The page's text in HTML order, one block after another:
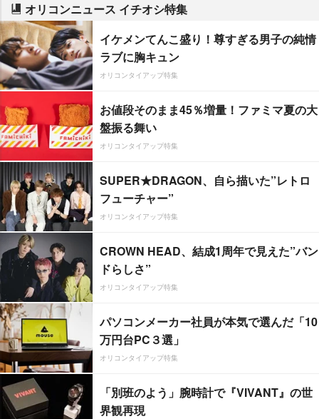
オリコンニュース イチオシ特集
イケメンてんこ盛り！尊すぎる男子の純情
ラブに胸キュン
オリコンタイアップ特集
お値段そのまま45％増量！ファミマ夏の大
盤振る舞い
オリコンタイアップ特集
SUPER★DRAGON、自ら描いた”レトロ
フューチャー”
オリコンタイアップ特集
CROWN HEAD、結成1周年で見えた”バン
ドらしさ”
オリコンタイアップ特集
パソコンメーカー社員が本気で選んだ「10
万円台PC３選」
オリコンタイアップ特集
「別班のよう」腕時計で『VIVANT』の世
界観再現